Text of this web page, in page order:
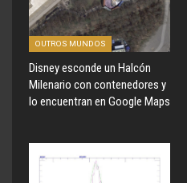
OUTROS MUNDOS
Disney esconde un Halcón
Milenario con contenedores y
lo encuentran en Google Maps